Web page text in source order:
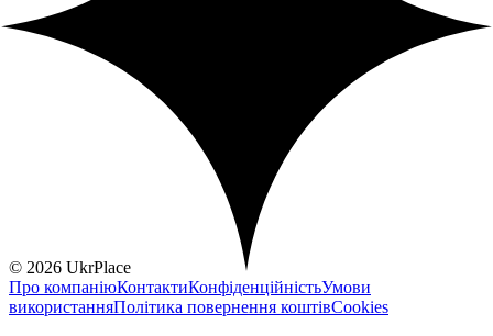
© 2026 UkrPlace
Про компаніюКонтактиКонфіденційністьУмови
використанняПолітика повернення коштівCookies